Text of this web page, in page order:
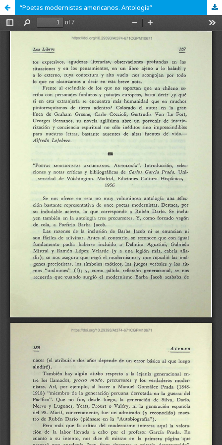
“Poetas modernistas americanos. Antología”